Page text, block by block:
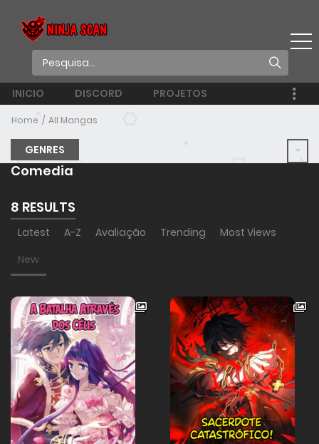
INICIO DISCORD PROJETOS
Home All Mangas
GENRES
Comedia
8 RESULTS
Latest A-Z Avaliação Trending
Most Views
New